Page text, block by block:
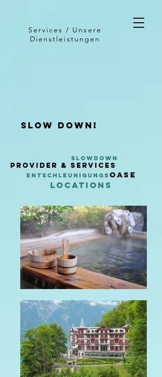
slow down!
Services / Unsere
Dienstleistungen
slowdown
provider & services
eNTSCHLEUNIGUNG S oASE
locat ions